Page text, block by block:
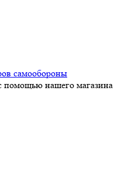
помощью нашего магазина